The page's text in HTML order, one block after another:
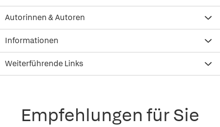
Autorinnen & Autoren
Informationen
Weiterführende Links
Empfehlungen für Sie